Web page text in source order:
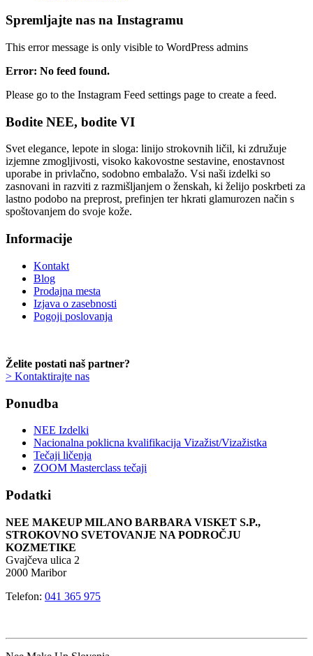
Spremljajte nas na Instagramu
This error message is only visible to WordPress admins
Error: No feed found.
Please go to the Instagram Feed settings page to create a feed.
Bodite NEE, bodite VI
Svet elegance, lepote in sloga: linijo strokovnih ličil, ki združuje
izjemne zmogljivosti, visoko kakovostne sestavine, enostavnost
uporabe in privlačno, sodobno embalažo. Vsi naši izdelki so
zasnovani in razviti z razmišljanjem o ženskah, ki želijo poskrbeti za
lastno podobo na preprost, prefinjen ter hkrati glamurozen način s
spoštovanjem do svoje kože.
Informacije
Kontakt
Blog
Prodajna mesta
Izjava o zasebnosti
Pogoji poslovanja
Želite postati naš partner?
> Kontaktirajte nas
Ponudba
NEE Izdelki
Nacionalna poklicna kvalifikacija Vizažist/Vizažistka
Tečaji ličenja
ZOOM Masterclass tečaji
Podatki
NEE MAKEUP MILANO BARBARA VISKET S.P.,
STROKOVNO SVETOVANJE NA PODROČJU
KOZMETIKE
Gvajčeva ulica 2
2000 Maribor
Telefon: 041 365 975